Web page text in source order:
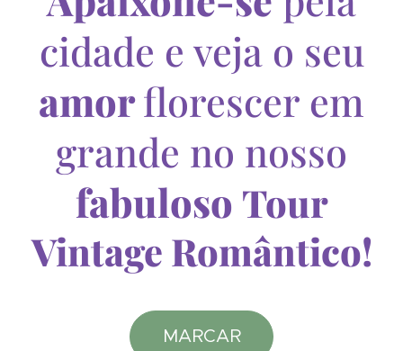
cidade e veja o seu
amorflorescer em
grande no nosso
fabuloso Tour
Vintage Romântico!
MARCAR